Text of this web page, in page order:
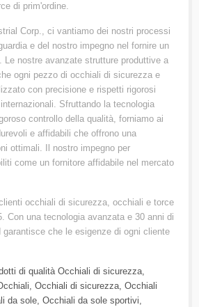
di prim'ordine.
Corp., ci vantiamo dei nostri processi
e del nostro impegno nel fornire un
Le nostre avanzate strutture produttive a
ogni pezzo di occhiali di sicurezza e
con precisione e rispetti rigorosi
Sfruttando la tecnologia
controllo della qualità, forniamo ai
e affidabili che offrono una
ottimali. Il nostro impegno per
come un fornitore affidabile nel mercato
occhiali di sicurezza, occhiali e torce
Con una tecnologia avanzata e 30 anni di
garantisce che le esigenze di ogni cliente
di qualità Occhiali di sicurezza,
, Occhiali di sicurezza, Occhiali
da sole, Occhiali da sole sportivi,